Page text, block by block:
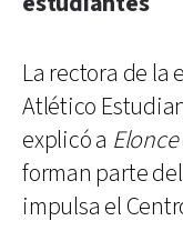
La rectora de la
Atlético
explicó a Elonce
forman parte
impulsa el